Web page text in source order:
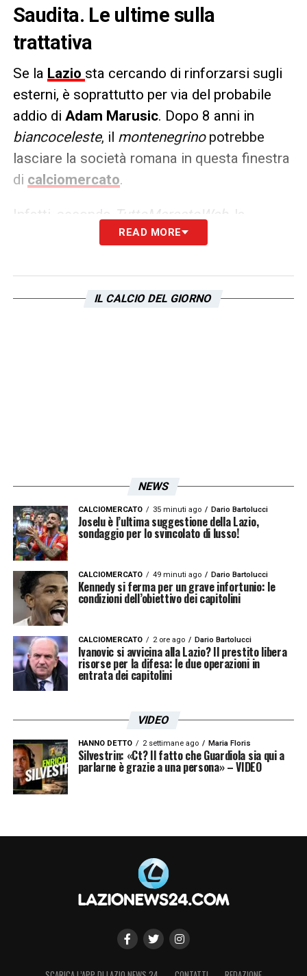
Saudita. Le ultime sulla
trattativa
Se la Lazio sta cercando di rinforzarsi sugli
esterni, è soprattutto per via del probabile
addio di Adam Marusic. Dopo 8 anni in
biancoceleste, il montenegrino potrebbe
lasciare la società romana in questa finestra
di calciomercato.
Infatti, secondo TuttoMercatoWeb
, la
possibilità di trasferirsi inArabia Saudita
chiave, al momento, sembra essere la
presenza di due vecchie conoscenze come
READ MORE
IL CALCIO DEL GIORNO
NEWS
CALCIOMERCATO 35 minuti ago Dario Bartolucci
Joselu è l’ultima suggestione della Lazio,
sondaggio per lo svincolato di lusso!
CALCIOMERCATO 49 minuti ago Dario Bartolucci
Kennedy si ferma per un grave infortunio: le
condizioni dell’obiettivo dei capitolini
CALCIOMERCATO 2 ore ago Dario Bartolucci
Ivanovic si avvicina alla Lazio? Il prestito libera
risorse per la difesa: le due operazioni in
entrata dei capitolini
VIDEO
HANNO DETTO 2 settimane ago Maria Floris
Silvestrin: «Ct? Il fatto che Guardiola sia qui a
parlarne è grazie a una persona» – VIDEO